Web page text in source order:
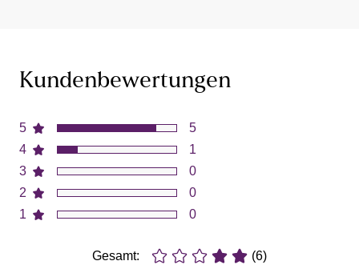
Kundenbewertungen
5
4
3
2
1
5
1
0
0
0
Gesamt: (6)